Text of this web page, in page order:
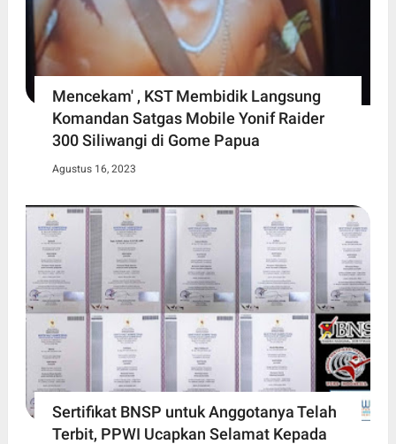
Mencekam' , KST Membidik Langsung
Komandan Satgas Mobile Yonif Raider
300 Siliwangi di Gome Papua
Agustus 16, 2023
Sertifikat BNSP untuk Anggotanya Telah
Terbit, PPWI Ucapkan Selamat Kepada